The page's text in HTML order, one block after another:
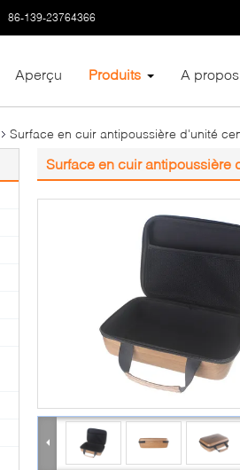
86-139-23764366
Aperçu Produits A
Surface en cuir antipoussière d'unité
Surface en cuir antipoussière